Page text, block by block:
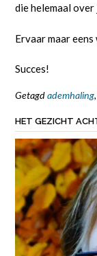
die helemaal over
Ervaar maar
Succes!
Getagdademhaling,
HET GEZICHT